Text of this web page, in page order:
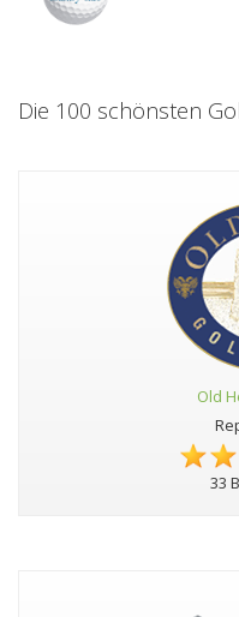
Die 100 schönsten
Old
33